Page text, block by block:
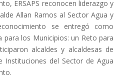
ERSAPS reconocen liderazgo y
Allan Ramos al Sector Agua y
se entregó como
para los Municipios: un Reto para
alcaldes y alcaldesas de
Instituciones del Sector de Agua